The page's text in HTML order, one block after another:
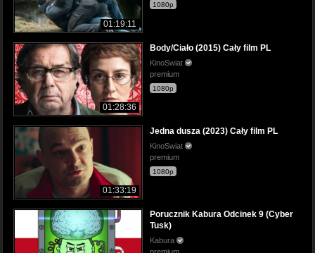
01:19:11
1080p
01:28:36
Body/Ciało (2015) Cały film PL
KinoSwiat
premium
1080p
01:33:19
Jedna dusza (2023) Cały film PL
KinoSwiat
premium
1080p
Porucznik Kabura Odcinek 9 (Cyber
Tusk)
Kabura